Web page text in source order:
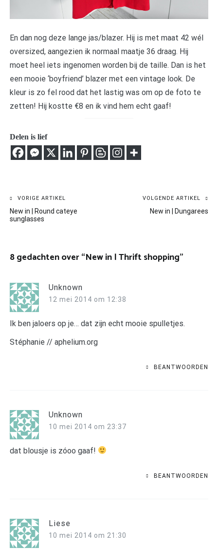
En dan nog deze lange jas/blazer. Hij is met maat 42 wél
oversized, aangezien ik normaal maatje 36 draag. Hij
moet heel iets ingenomen worden bij de taille. Dan is het
een mooie ‘boyfriend’ blazer met een vintage look. De
kleur is zo fel rood dat het lastig was om op de foto te
zetten! Hij kostte €8 en ik vind hem echt gaaf!
Delen is lief
Bericht
navigatie
VORIGE ARTIKEL
New in | Round cateye
sunglasses
VOLGENDE ARTIKEL
New in | Dungarees
8 gedachten over “New in | Thrift shopping”
Unknown
12 mei 2014 om 12:38
Ik ben jaloers op je… dat zijn echt mooie spulletjes.
Stéphanie // aphelium.org
BEANTWOORDEN
Unknown
10 mei 2014 om 23:37
dat blousje is zóoo gaaf!
BEANTWOORDEN
Liese
10 mei 2014 om 21:30